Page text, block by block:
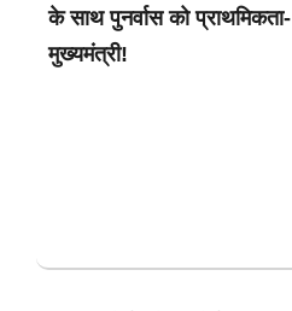
के साथ पुनर्वास को प्राथमिकता-
मुख्यमंत्री!